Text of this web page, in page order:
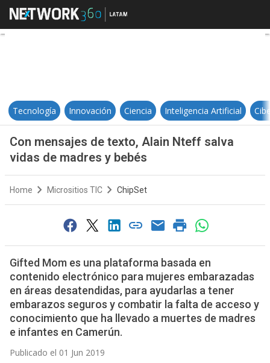
Con mensajes de texto, Alain
Tecnología Innovación Ciencia Inteligencia Artificial
Con mensajes de texto, Alain Nteff salva
vidas de madres y bebés
Home Micrositios TIC ChipSet
Gifted Mom es una plataforma basada en
contenido electrónico para mujeres embarazadas
en áreas desatendidas, para ayudarlas a tener
embarazos seguros y combatir la falta de acceso y
conocimiento que ha llevado a muertes de madres
e infantes en Camerún.
Publicado el 01 Jun 2019